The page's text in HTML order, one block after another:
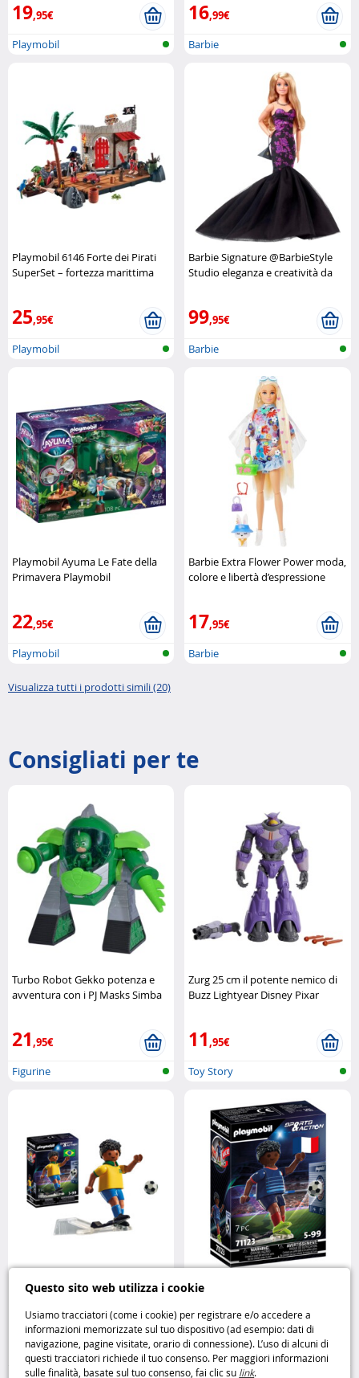
Questo sito web utilizza i cookie
Usiamo tracciatori (come i cookie) per registrare e/o accedere a
informazioni memorizzate sul tuo dispositivo (ad esempio: dati di
navigazione, pagine visitate, orario di connessione). L’uso di alcuni di
questi tracciatori richiede il tuo consenso. Per maggiori informazioni
sulle finalità, basate sul tuo consenso, fai clic su link.
19,95€
Playmobil
16,99€
Barbie
Playmobil 6146 Forte dei Pirati
SuperSet – fortezza marittima
25,95€
Playmobil
Barbie Signature @BarbieStyle
Studio eleganza e creatività da
99,95€
Barbie
Playmobil Ayuma Le Fate della
Primavera Playmobil
22,95€
Playmobil
Barbie Extra Flower Power moda,
colore e libertà d’espressione
17,95€
Barbie
Visualizza tutti i prodotti simili (20)
Consigliati per te
Turbo Robot Gekko potenza e
avventura con i PJ Masks Simba
21,95€
Figurine
Zurg 25 cm il potente nemico di
Buzz Lightyear Disney Pixar
11,95€
Toy Story
Sports & Action : Joueur de
football – Brésilien Playmobil
,99€
Sports & Action: Calciatore –
5,99€